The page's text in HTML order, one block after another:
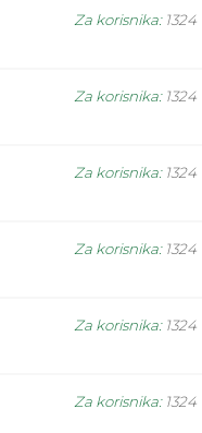
Za korisnika: 1324
Za korisnika: 1324
Za korisnika: 1324
Za korisnika: 1324
Za korisnika: 1324
Za korisnika: 1324